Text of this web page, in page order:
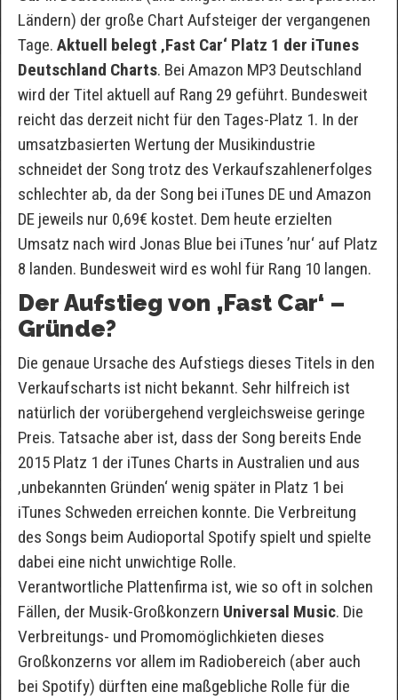
Ländern) der große Chart Aufsteiger der vergangenen
Tage. Aktuell belegt ‚Fast Car‘ Platz 1 der iTunes
Deutschland Charts. Bei Amazon MP3 Deutschland
wird der Titel aktuell auf Rang 29 geführt. Bundesweit
reicht das derzeit nicht für den Tages-Platz 1. In der
umsatzbasierten Wertung der Musikindustrie
schneidet der Song trotz des Verkaufszahlenerfolges
schlechter ab, da der Song bei iTunes DE und Amazon
DE jeweils nur 0,69€ kostet. Dem heute erzielten
Umsatz nach wird Jonas Blue bei iTunes ’nur‘ auf Platz
8 landen. Bundesweit wird es wohl für Rang 10 langen.
Der Aufstieg von ‚Fast Car‘ –
Gründe?
Die genaue Ursache des Aufstiegs dieses Titels in den
Verkaufscharts ist nicht bekannt. Sehr hilfreich ist
natürlich der vorübergehend vergleichsweise geringe
Preis. Tatsache aber ist, dass der Song bereits Ende
2015 Platz 1 der iTunes Charts in Australien und aus
‚unbekannten Gründen‘ wenig später in Platz 1 bei
iTunes Schweden erreichen konnte. Die Verbreitung
des Songs beim Audioportal Spotify spielt und spielte
dabei eine nicht unwichtige Rolle.
Verantwortliche Plattenfirma ist, wie so oft in solchen
Fällen, der Musik-Großkonzern Universal Music. Die
Verbreitungs- und Promomöglichkieten dieses
Großkonzerns vor allem im Radiobereich (aber auch
bei Spotify) dürften eine maßgebliche Rolle für die